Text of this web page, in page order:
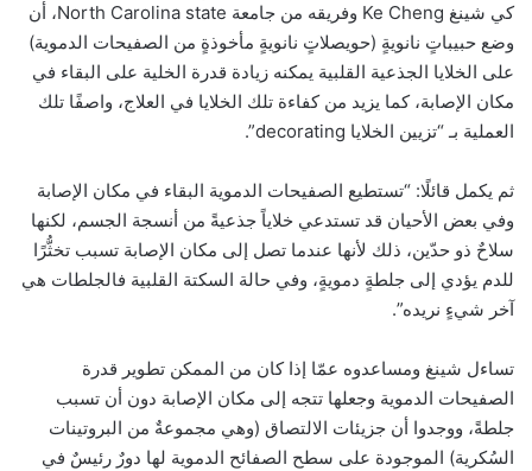
كي شينغ Ke Cheng وفريقه من جامعة North Carolina state، أن
وضع حبيباتٍ نانويةٍ (حويصلاتٍ نانويةٍ مأخوذةٍ من الصفيحات الدموية)
على الخلايا الجذعية القلبية يمكنه زيادة قدرة الخلية على البقاء في
مكان الإصابة، كما يزيد من كفاءة تلك الخلايا في العلاج، واصفًا تلك
العملية بـ “تزيين الخلايا decorating”.
ثم يكمل قائلًا: “تستطيع الصفيحات الدموية البقاء في مكان الإصابة
وفي بعض الأحيان قد تستدعي خلاياً جذعيةً من أنسجة الجسم، لكنها
سلاحٌ ذو حدّين، ذلك لأنها عندما تصل إلى مكان الإصابة تسبب تخثُّرًا
للدم يؤدي إلى جلطةٍ دمويةٍ، وفي حالة السكتة القلبية فالجلطات هي
آخر شيءٍ نريده”.
تساءل شينغ ومساعدوه عمّا إذا كان من الممكن تطوير قدرة
الصفيحات الدموية وجعلها تتجه إلى مكان الإصابة دون أن تسبب
جلطةً، ووجدوا أن جزيئات الالتصاق (وهي مجموعةٌ من البروتينات
السُكرية) الموجودة على سطح الصفائح الدموية لها دورٌ رئيسٌ في